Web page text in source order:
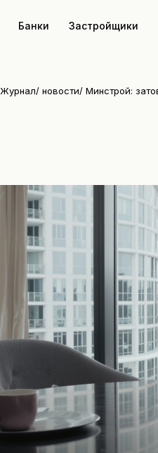
Банки Застройщики
Журнал/ новости/ Минстрой: